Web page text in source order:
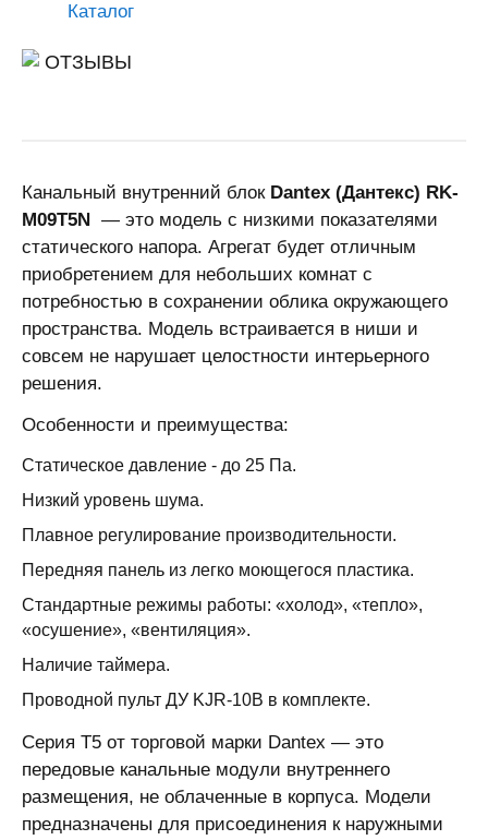
Каталог
ОТЗЫВЫ
Канальный внутренний блок Dantex (Дантекс) RK-
M09T5N — это модель с низкими показателями
статического напора. Агрегат будет отличным
приобретением для небольших комнат с
потребностью в сохранении облика окружающего
пространства. Модель встраивается в ниши и
совсем не нарушает целостности интерьерного
решения.
Особенности и преимущества:
Статическое давление - до 25 Па.
Низкий уровень шума.
Плавное регулирование производительности.
Передняя панель из легко моющегося пластика.
Стандартные режимы работы: «холод», «тепло»,
«осушение», «вентиляция».
Наличие таймера.
Проводной пульт ДУ KJR-10B в комплекте.
Серия T5 от торговой марки Dantex — это
передовые канальные модули внутреннего
размещения, не облаченные в корпуса. Модели
предназначены для присоединения к наружными